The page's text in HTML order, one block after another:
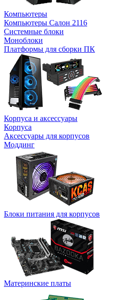
Компьютеры
Компьютеры Салон 2116
Системные блоки
Моноблоки
Платформы для сборки ПК
Корпуса и аксессуары
Корпуса
Аксессуары для корпусов
Моддинг
Блоки питания для корпусов
Материнские платы